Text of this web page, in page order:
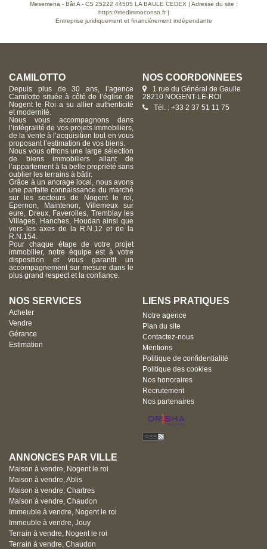
Mesemena - Bât A - CS 25222 44505 LA BAULE CEDEX | Adresse du site :
https://medimmoconso.fr|
Entreprise juridiquement et financièrement indépendante
CAMILOTTO
Depuis plus de 30 ans, l’agence
Camilotto située à côté de l’église de
Nogent le Roi a su allier authenticité
et modernité.
Nous vous accompagnons dans
l’intégralité de vos projets immobiliers,
de la vente à l’acquisition tout en vous
proposant l’estimation de vos biens.
Nous vous offrons une large sélection
de biens immobiliers allant de
l’appartement à la belle propriété sans
oublier les terrains à bâtir.
Grâce à un ancrage local, nous avons
une parfaite connaissance du marché
sur les secteurs de Nogent le roi,
Epernon, Maintenon, Villemeux sur
eure, Dreux, Faverolles, Tremblay les
Villages, Hanches, Houdan ainsi que
vers les axes de la R.N.12 et de la
R.N.154.
Pour chaque étape de votre projet
immobilier, notre équipe est à votre
disposition et vous garantit un
accompagnement sur mesure dans le
plus grand respect et la confiance.
NOS COORDONNÉES
1 rue du Général de Gaulle
28210 NOGENT-LE-ROI
Tél. : +33 2 37 51 11 75
NOS SERVICES
Acheter
Vendre
Gérance
Estimation
LIENS PRATIQUES
Notre agence
Plan du site
Contactez-nous
Mentions
Politique de confidentialité
Politique des cookies
Nos honoraires
Recrutement
Nos partenaires
ANNONCES PAR VILLE
Maison à vendre, Nogent le roi
Maison à vendre, Ablis
Maison à vendre, Chartres
Maison à vendre, Chaudon
Immeuble à vendre, Nogent le roi
Immeuble à vendre, Jouy
Terrain à vendre, Nogent le roi
Terrain à vendre, Chaudon